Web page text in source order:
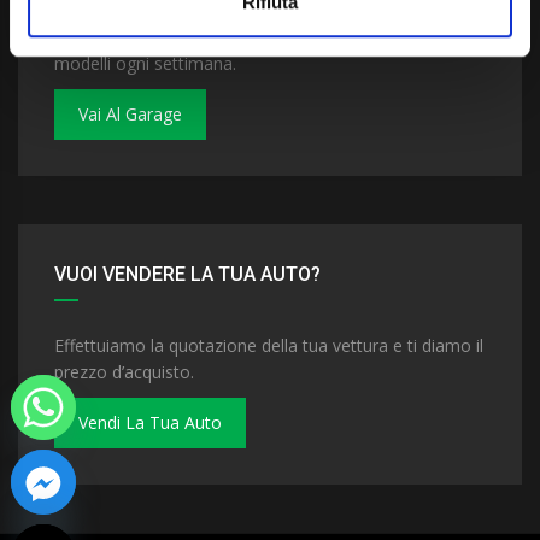
Dai un'occhiata al nostro garage. Troverai nuovi
modelli ogni settimana.
Vai Al Garage
VUOI VENDERE LA TUA AUTO?
Effettuiamo la quotazione della tua vettura e ti diamo il
prezzo d’acquisto.
Vendi La Tua Auto